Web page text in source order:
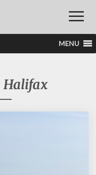
Toggle
MENU
Halifax